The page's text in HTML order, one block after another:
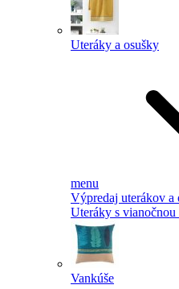
Uteráky a osušky
menu
Výpredaj uterákov a
Uteráky s vianočnou
Vankúše